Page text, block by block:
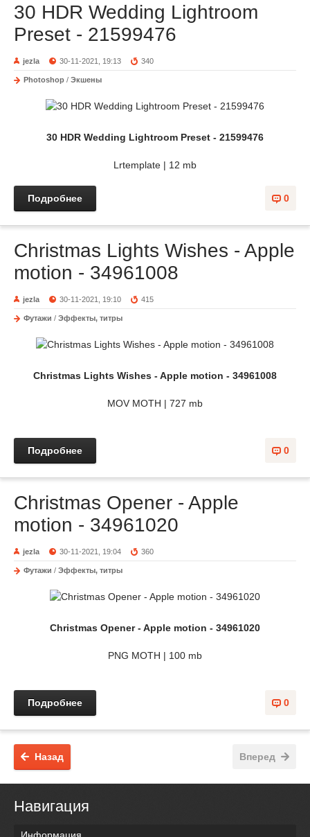
30 HDR Wedding Lightroom
Preset - 21599476
jezla 30-11-2021, 19:13 340
Photoshop / Экшены
30 HDR Wedding Lightroom Preset - 21599476
Lrtemplate | 12 mb
0
Подробнее
Christmas Lights Wishes - Apple
motion - 34961008
jezla 30-11-2021, 19:10 415
Футажи / Эффекты, титры
Christmas Lights Wishes - Apple motion - 34961008
MOV MOTH | 727 mb
0
Подробнее
Christmas Opener - Apple
motion - 34961020
jezla 30-11-2021, 19:04 360
Футажи / Эффекты, титры
Christmas Opener - Apple motion - 34961020
PNG MOTH | 100 mb
0
Подробнее
Вперед
Назад
Навигация